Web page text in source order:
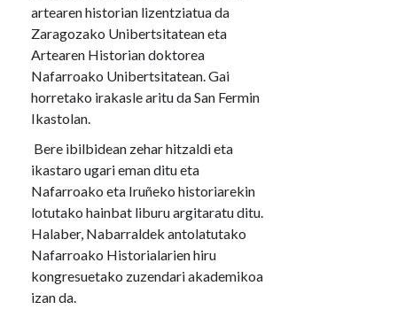
artearen historian lizentziatua da
Zaragozako Unibertsitatean eta
Artearen Historian doktorea
Nafarroako Unibertsitatean. Gai
horretako irakasle aritu da San Fermin
Ikastolan.
Bere ibilbidean zehar hitzaldi eta
ikastaro ugari eman ditu eta
Nafarroako eta Iruñeko historiarekin
lotutako hainbat liburu argitaratu ditu.
Halaber, Nabarraldek antolatutako
Nafarroako Historialarien hiru
kongresuetako zuzendari akademikoa
izan da.